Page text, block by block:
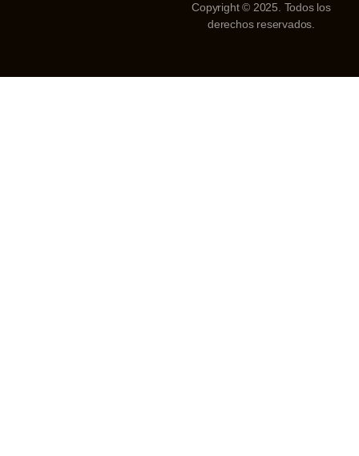
Copyright © 2025. Todos los
derechos reservados.